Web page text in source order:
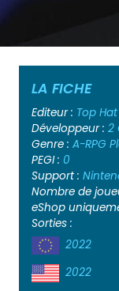
LA FICHE
Editeur : Top
Développeur : 2
Genre : A-RPG
PEGI : 0
Support :
Nombre de
eShop
Sorties :
2022
2022